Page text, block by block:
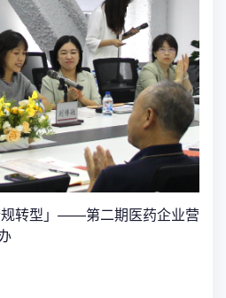
规转型」——第二期医药企业营